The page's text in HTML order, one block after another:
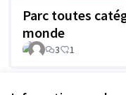
Parc toutes
monde
3 1